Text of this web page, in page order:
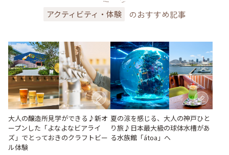
アクティビティ・体験 のおすすめ記事
大人の醸造所見学ができる♪新オ
ープンした「よなよなビアライ
ズ」でとっておきのクラフトビー
ル体験
夏の涼を感じる、大人の神戸ひと
り旅♪日本最大級の球体水槽があ
る水族館「átoa」へ